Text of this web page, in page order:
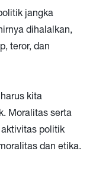
jangka
dihalalkan,
teror, dan
kita
Moralitas serta
politik
dan etika.